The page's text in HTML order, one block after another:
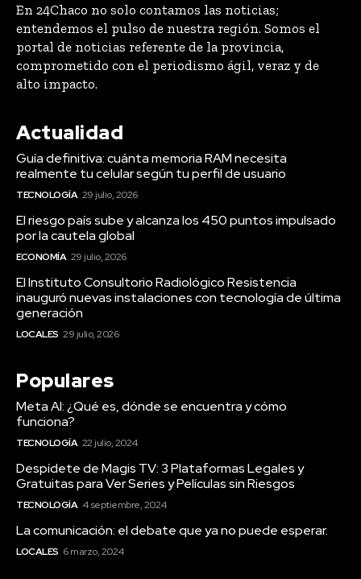
En 24Chaco no solo contamos las noticias;
entendemos el pulso de nuestra región. Somos el
portal de noticias referente de la provincia,
comprometido con el periodismo ágil, veraz y de
alto impacto.
Actualidad
Guía definitiva: cuánta memoria RAM necesita
realmente tu celular según tu perfil de usuario
TECNOLOGÍA 29 julio, 2026
El riesgo país sube y alcanza los 450 puntos impulsado
por la cautela global
ECONOMÍA 29 julio, 2026
El Instituto Consultorio Radiológico Resistencia
inauguró nuevas instalaciones con tecnología de última
generación
LOCALES 29 julio, 2026
Populares
Meta AI: ¿Qué es, dónde se encuentra y cómo
funciona?
TECNOLOGÍA 22 julio, 2024
Despídete de Magis TV: 3 Plataformas Legales y
Gratuitas para Ver Series y Películas sin Riesgos
TECNOLOGÍA 4 septiembre, 2024
La comunicación: el debate que ya no puede esperar.
LOCALES 6 marzo, 2024